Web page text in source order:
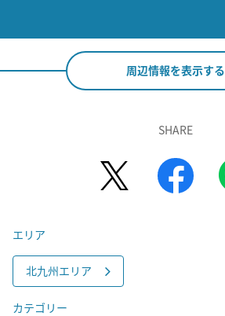
周辺情報を表示する
SHARE
エリア
北九州エリア
カテゴリー